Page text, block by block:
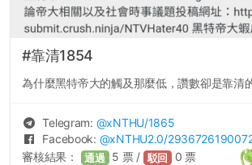
#靠清1854
為什麼黑特帝大的觸及那麼低，讚數卻是靠清
Telegram: @xNTHU/1865
Facebook: @xNTHU2.0/
審核結果： 通過 5 票 / 駁回 0 票